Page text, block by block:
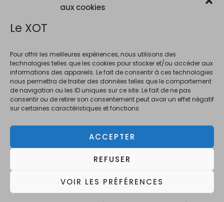
aux cookies
Le XOT
Pour offrir les meilleures expériences, nous utilisons des
technologies telles que les cookies pour stocker et/ou accéder aux
informations des appareils. Le fait de consentir à ces technologies
nous permettra de traiter des données telles que le comportement
de navigation ou les ID uniques sur ce site. Le fait de ne pas
consentir ou de retirer son consentement peut avoir un effet négatif
sur certaines caractéristiques et fonctions.
ACCEPTER
REFUSER
VOIR LES PRÉFÉRENCES
La consommation d'alcool est vivement déconseillée aux femme
enceintes. La vente d'alcool est interdite au mineurs de moins de 18 ans.
En accédant à ce site et à nos offres, vous déclarez avoir 18 ans révolus.
Copyright © 2026 Le XOT Bar
consommer avec modération.